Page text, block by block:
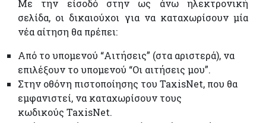
Με την είσοδό στην ως άνω ηλεκτρονική
σελίδα, οι δικαιούχοι για να καταχωρίσουν μία
νέα αίτηση θα πρέπει:
Από το υπομενού “Αιτήσεις” (στα αριστερά), να
επιλέξουν το υπομενού “Οι αιτήσεις μου”.
Στην οθόνη πιστοποίησης του TaxisNet, που θα
εμφανιστεί, να καταχωρίσουν τους
κωδικούς TaxisNet.